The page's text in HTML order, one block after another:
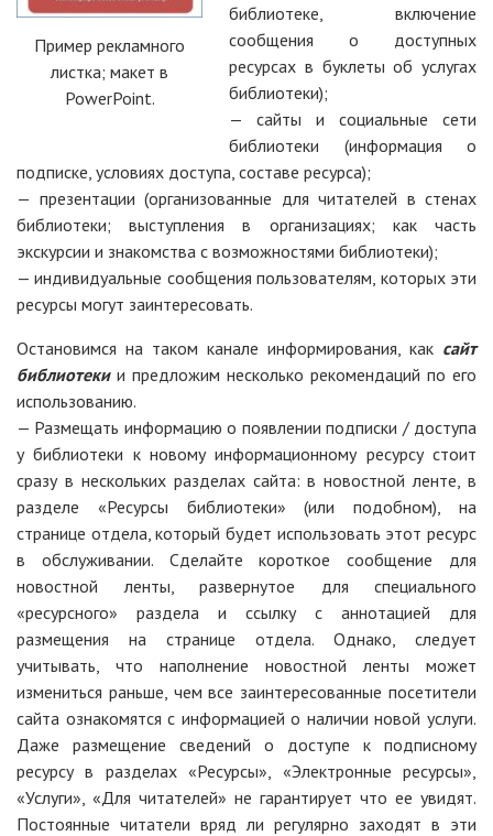
Пример рекламного
листка; макет в
PowerPoint.
библиотеке, включение
сообщения о доступных
ресурсах в буклеты об услугах
библиотеки);
— сайты и социальные сети
библиотеки (информация о
подписке, условиях доступа, составе ресурса);
— презентации (организованные для читателей в стенах
библиотеки; выступления в организациях; как часть
экскурсии и знакомства с возможностями библиотеки);
— индивидуальные сообщения пользователям, которых эти
ресурсы могут заинтересовать.
Остановимся на таком канале информирования, как сайт
библиотекии предложим несколько рекомендаций по его
использованию.
— Размещать информацию о появлении подписки / доступа
у библиотеки к новому информационному ресурсу стоит
сразу в нескольких разделах сайта: в новостной ленте, в
разделе «Ресурсы библиотеки» (или подобном), на
странице отдела, который будет использовать этот ресурс
в обслуживании. Сделайте короткое сообщение для
новостной ленты, развернутое для специального
«ресурсного» раздела и ссылку с аннотацией для
размещения на странице отдела. Однако, следует
учитывать, что наполнение новостной ленты может
измениться раньше, чем все заинтересованные посетители
сайта ознакомятся с информацией о наличии новой услуги.
Даже размещение сведений о доступе к подписному
ресурсу в разделах «Ресурсы», «Электронные ресурсы»,
«Услуги», «Для читателей» не гарантирует что ее увидят.
Постоянные читатели вряд ли регулярно заходят в эти